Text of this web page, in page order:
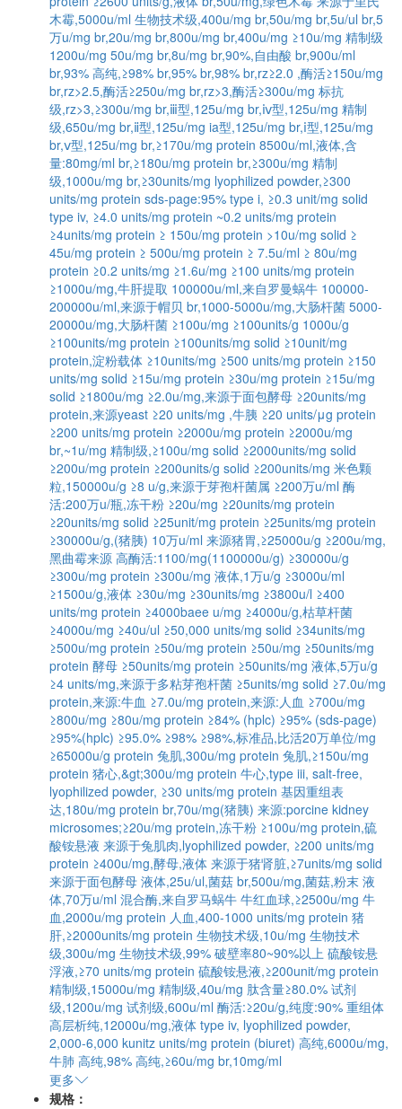
木霉,5000u/ml 生物技术级,400u/mg br,50u/mg br,5u/ul br,5
万u/mg br,20u/mg br,800u/mg br,400u/mg ≥10u/mg 精制级
1200u/mg 50u/mg br,8u/mg br,90%,自由酸 br,900u/ml
br,93% 高纯,≥98% br,95% br,98% br,rz≥2.0 ,酶活≥150u/mg
br,rz>2.5,酶活≥250u/mg br,rz>3,酶活≥300u/mg 标抗
级,rz>3,≥300u/mg br,ⅲ型,125u/mg br,ⅳ型,125u/mg 精制
级,650u/mg br,ⅱ型,125u/mg ia型,125u/mg br,ⅰ型,125u/mg
br,ⅴ型,125u/mg br,≥170u/mg protein 8500u/ml,液体,含
量:80mg/ml br,≥180u/mg protein br,≥300u/mg 精制
级,1000u/mg br,≥30units/mg lyophilized powder,≥300
units/mg protein sds-page:95% type i, ≥0.3 unit/mg solid
type iv, ≥4.0 units/mg protein ~0.2 units/mg protein
≥4units/mg protein ≥ 150u/mg protein >10u/mg solid ≥
45u/mg protein ≥ 500u/mg protein ≥ 7.5u/ml ≥ 80u/mg
protein ≥0.2 units/mg ≥1.6u/mg ≥100 units/mg protein
≥1000u/mg,牛肝提取 100000u/ml,来自罗曼蜗牛 100000-
200000u/ml,来源于帽贝 br,1000-5000u/mg,大肠杆菌 5000-
20000u/mg,大肠杆菌 ≥100u/mg ≥100units/g 1000u/g
≥100units/mg protein ≥100units/mg solid ≥10unit/mg
protein,淀粉载体 ≥10units/mg ≥500 units/mg protein ≥150
units/mg solid ≥15u/mg protein ≥30u/mg protein ≥15u/mg
solid ≥1800u/mg ≥2.0u/mg,来源于面包酵母 ≥20units/mg
protein,来源yeast ≥20 units/mg ,牛胰 ≥20 units/μg protein
≥200 units/mg protein ≥2000u/mg protein ≥2000u/mg
br,~1u/mg 精制级,≥100u/mg solid ≥2000units/mg solid
≥200u/mg protein ≥200units/g solid ≥200units/mg 米色颗
粒,150000u/g ≥8 u/g,来源于芽孢杆菌属 ≥200万u/ml 酶
活:200万u/瓶,冻干粉 ≥20u/mg ≥20units/mg protein
≥20units/mg solid ≥25unit/mg protein ≥25units/mg protein
≥30000u/g,(猪胰) 10万u/ml 来源猪胃,≥25000u/g ≥200u/mg,
黑曲霉来源 高酶活:1100/mg(1100000u/g) ≥30000u/g
≥300u/mg protein ≥300u/mg 液体,1万u/g ≥3000u/ml
≥1500u/g,液体 ≥30u/mg ≥30units/mg ≥3800u/l ≥400
units/mg protein ≥4000baee u/mg ≥4000u/g,枯草杆菌
≥4000u/mg ≥40u/ul ≥50,000 units/mg solid ≥34units/mg
≥500u/mg protein ≥50u/mg protein ≥50u/mg ≥50units/mg
protein 酵母 ≥50units/mg protein ≥50units/mg 液体,5万u/g
≥4 units/mg,来源于多粘芽孢杆菌 ≥5units/mg solid ≥7.0u/mg
protein,来源:牛血 ≥7.0u/mg protein,来源:人血 ≥700u/mg
≥800u/mg ≥80u/mg protein ≥84% (hplc) ≥95% (sds-page)
≥95%(hplc) ≥95.0% ≥98% ≥98%,标准品,比活20万单位/mg
≥65000u/g protein 兔肌,300u/mg protein 兔肌,≥150u/mg
protein 猪心,&gt;300u/mg protein 牛心,type iii, salt-free,
lyophilized powder, ≥30 units/mg protein 基因重组表
达,180u/mg protein br,70u/mg(猪胰) 来源:porcine kidney
microsomes;≥20u/mg protein,冻干粉 ≥100u/mg protein,硫
酸铵悬液 来源于兔肌肉,lyophilized powder, ≥200 units/mg
protein ≥400u/mg,酵母,液体 来源于猪肾脏,≥7units/mg solid
来源于面包酵母 液体,25u/ul,菌菇 br,500u/mg,菌菇,粉末 液
体,70万u/ml 混合酶,来自罗马蜗牛 牛红血球,≥2500u/mg 牛
血,2000u/mg protein 人血,400-1000 units/mg protein 猪
肝,≥2000units/mg protein 生物技术级,10u/mg 生物技术
级,300u/mg 生物技术级,99% 破壁率80~90%以上 硫酸铵悬
浮液,≥70 units/mg protein 硫酸铵悬液,≥200unit/mg protein
精制级,15000u/mg 精制级,40u/mg 肽含量≥80.0% 试剂
级,1200u/mg 试剂级,600u/ml 酶活:≥20u/g,纯度:90% 重组体
高层析纯,12000u/mg,液体 type iv, lyophilized powder,
2,000-6,000 kunitz units/mg protein (biuret) 高纯,6000u/mg,
牛肺 高纯,98% 高纯,≥60u/mg br,10mg/ml
更多
规格：